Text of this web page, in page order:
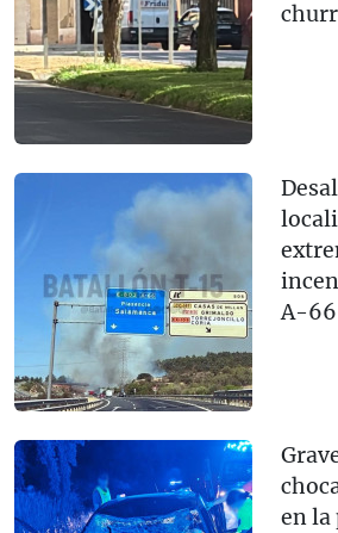
A-66
en la